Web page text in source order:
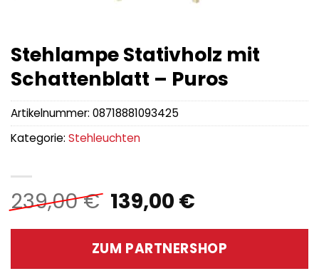
Stehlampe Stativholz mit
Schattenblatt – Puros
239,00€ Ursprünglicher
Preis
war:
239,00 €
139,00 €Aktueller
ist:
139,00 €.
ZUM PARTNERSHOP
Artikelnummer: 08718881093425
Kategorie: Stehleuchten